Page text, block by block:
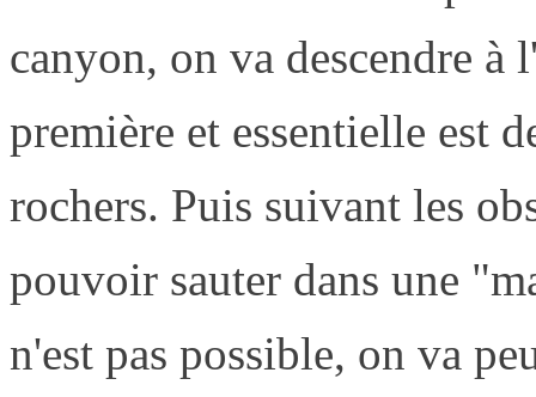
canyon, on va descendre à
première et essentielle est
rochers. Puis suivant les
pouvoir sauter dans une
n'est pas possible, on va